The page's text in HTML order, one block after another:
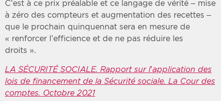
C’est à ce prix préalable et ce langage de vérité – mise
à zéro des compteurs et augmentation des recettes –
que le prochain quinquennat sera en mesure de
« renforcer l’efficience et de ne pas réduire les
droits ».
LA SÉCURITÉ SOCIALE. Rapport sur l’application des
lois de financement de la Sécurité sociale. La Cour des
comptes. Octobre 2021